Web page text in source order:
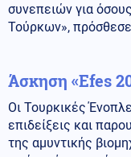
συνεπειών για
Τούρκων»,
Άσκηση «Efes
Οι Τουρκικές
επιδείξεις και
της αμυντικής